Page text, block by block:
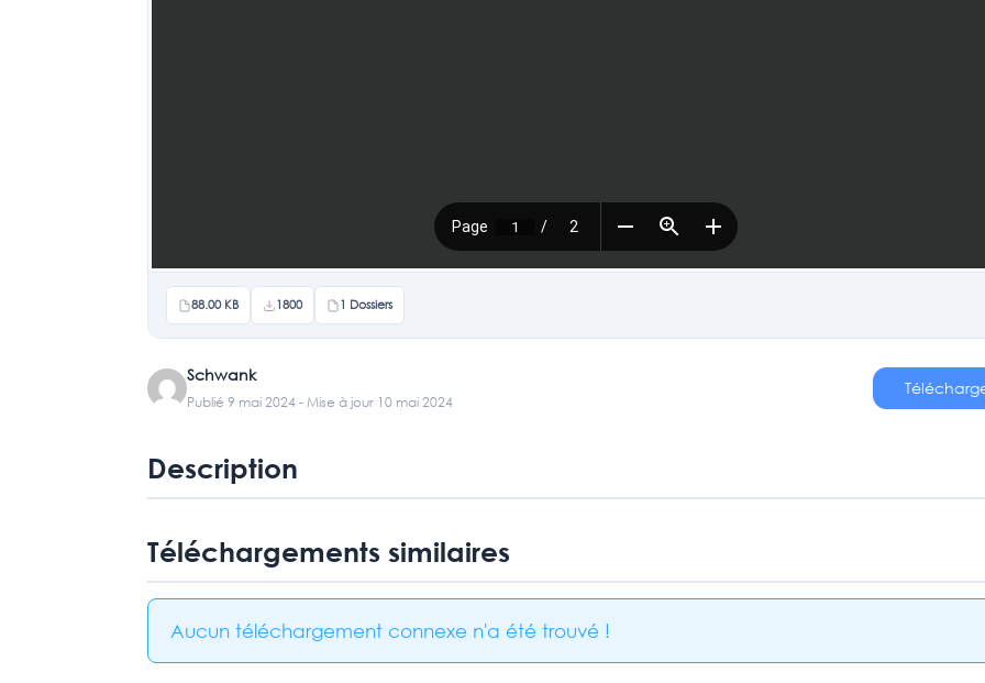
88.00 KB 1800 1 Dossiers
Schwank
Publié 9 mai 2024 - Mise à jour 10 mai 2024
Description
Téléchargements similaires
Aucun téléchargement connexe n'a été trouvé !